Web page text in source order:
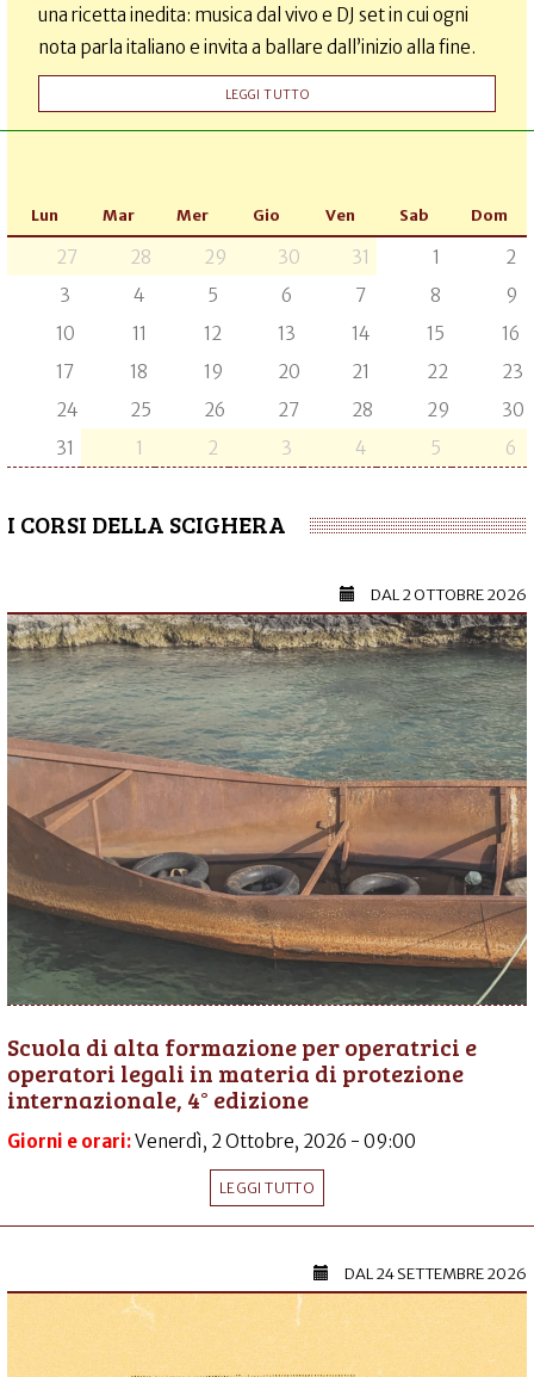
una ricetta inedita: musica dal vivo e DJ set in cui ogni
nota parla italiano e invita a ballare dall’inizio alla fine.
LEGGI TUTTO
Lun Mar Mer Gio Ven Sab Dom
27 28 29 30 31 1
2
3
4 5 6 7 8
9
10
11 12 13 14 15
16
17
18 19 20 21 22
23
24
25 26 27 28 29
30
31
1 2 3 4 5 6
I CORSI DELLA SCIGHERA
DAL2 OTTOBRE 2026
Scuola di alta formazione per operatrici e
operatori legali in materia di protezione
internazionale, 4° edizione
Giorni e orari:Venerdì, 2 Ottobre, 2026 - 09:00
LEGGI TUTTO
DAL24 SETTEMBRE 2026